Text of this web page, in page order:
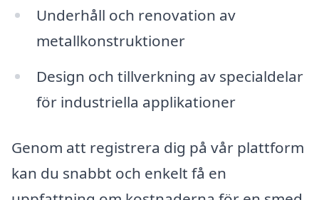
Underhåll och renovation av
metallkonstruktioner
Design och tillverkning av specialdelar
för industriella applikationer
Genom att registrera dig på vår plattform
kan du snabbt och enkelt få en